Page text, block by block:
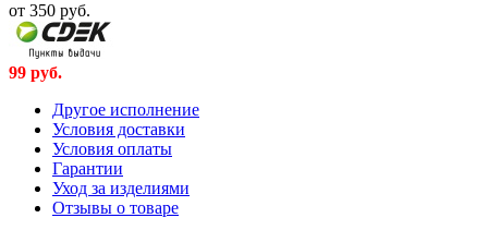
от 350 руб.
99 руб.
Другое исполнение
Условия доставки
Условия оплаты
Гарантии
Уход за изделиями
Отзывы о товаре